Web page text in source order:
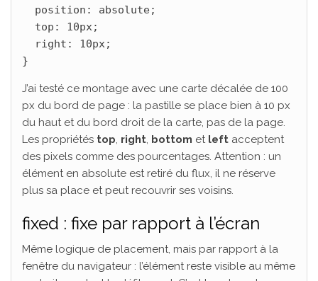
  position: absolute;
  top: 10px;
  right: 10px;
}
J’ai testé ce montage avec une carte décalée de 100
px du bord de page : la pastille se place bien à 10 px
du haut et du bord droit de la carte, pas de la page.
Les propriétés top, right, bottom et left acceptent
des pixels comme des pourcentages. Attention : un
élément en absolute est retiré du flux, il ne réserve
plus sa place et peut recouvrir ses voisins.
fixed : fixe par rapport à l’écran
Même logique de placement, mais par rapport à la
fenêtre du navigateur : l’élément reste visible au même